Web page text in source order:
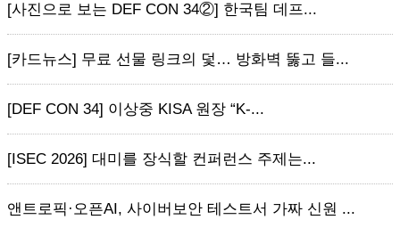
[사진으로 보는 DEF CON 34②] 한국팀 데프...
[카드뉴스] 무료 선물 링크의 덫… 방화벽 뚫고 들...
[DEF CON 34] 이상중 KISA 원장 “K-...
[ISEC 2026] 대미를 장식할 컨퍼런스 주제는...
앤트로픽·오픈AI, 사이버보안 테스트서 가짜 신원 ...